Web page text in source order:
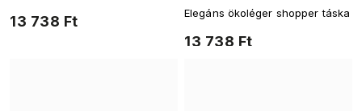
13 738 Ft
13 738 Ft
Elegáns ökoléger shopper táska